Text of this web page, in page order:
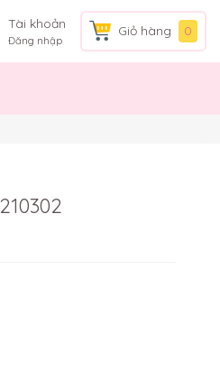
Tài khoản
Đăng nhập
Giỏ hàng 0